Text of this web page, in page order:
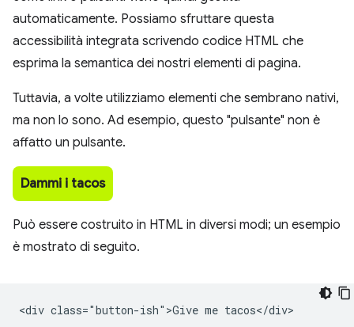
automaticamente. Possiamo sfruttare questa
accessibilità integrata scrivendo codice HTML che
esprima la semantica dei nostri elementi di pagina.
Tuttavia, a volte utilizziamo elementi che sembrano nativi,
ma non lo sono. Ad esempio, questo "pulsante" non è
affatto un pulsante.
Dammi i tacos
Può essere costruito in HTML in diversi modi; un esempio
è mostrato di seguito.
<div class="button-ish">Give me tacos</div>